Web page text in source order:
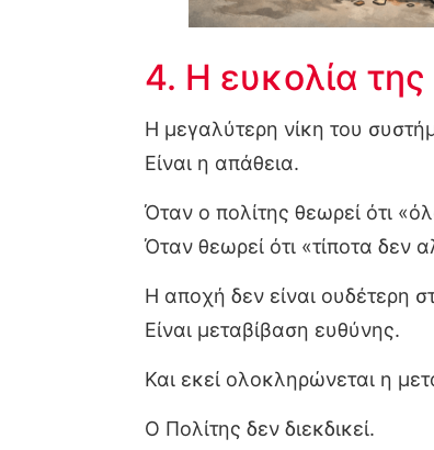
4. Η ευκολία
Η μεγαλύτερη νίκη του
Είναι η απάθεια.
Όταν ο πολίτης θεωρεί ότι
Όταν θεωρεί ότι «τίποτα δεν
Η αποχή δεν είναι ουδέτερη
Είναι μεταβίβαση ευθύνης.
Και εκεί ολοκληρώνεται η
Ο Πολίτης δεν διεκδικεί.